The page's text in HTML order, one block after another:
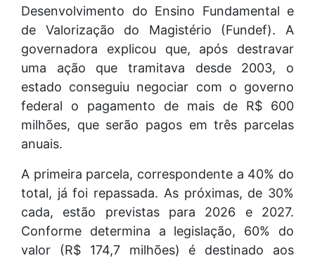
Desenvolvimento do Ensino Fundamental e
de Valorização do Magistério (Fundef). A
governadora explicou que, após destravar
uma ação que tramitava desde 2003, o
estado conseguiu negociar com o governo
federal o pagamento de mais de R$ 600
milhões, que serão pagos em três parcelas
anuais.
A primeira parcela, correspondente a 40% do
total, já foi repassada. As próximas, de 30%
cada, estão previstas para 2026 e 2027.
Conforme determina a legislação, 60% do
valor (R$ 174,7 milhões) é destinado aos